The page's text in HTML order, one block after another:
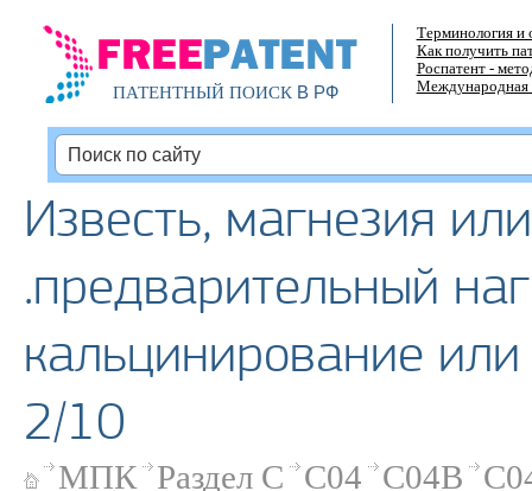
ПАТЕНТНЫЙ ПОИСКВ РФ
Терминология и
Как получить
Роспатент -
Международная
Известь, магнезия
.предварительный
кальцинирование
2/10
МПК Раздел C C04 C04B